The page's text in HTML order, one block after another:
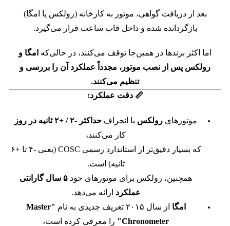
بعد از دریافت گواهی، موتور به کارخانه (رولکس یا امگا)
بازگردانده شده و داخل قاب ساعت قرار می‌گیرد.
اما اکثر برندها در همین‌جا توقف می‌کنند، در حالی‌که امگا و
رولکس پس از نصب موتور، مجدداً عملکرد آن را بررسی و
تنظیم می‌کنند.
📏 دقت عملکرد:
موتورهای رولکس با انحراف حداکثر -۲ / +۲ ثانیه در روز
کار می‌کنند،
که بسیار دقیق‌تر از استاندارد رسمی COSC (یعنی -۴ تا +۶
ثانیه) است.
همچنین، رولکس برای موتورهای خود
۵ سال گارانتی
عملکرد ارائه می‌دهد.
امگا از سال ۲۰۱۵ تعریف جدیدی به نام
"Master
Chronometer"
را معرفی کرده است،